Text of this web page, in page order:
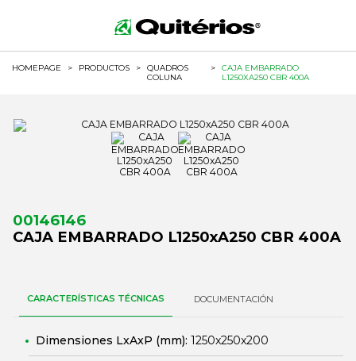
HOMEPAGE > PRODUCTOS >
QUADROS
COLUNA
>
CAJA EMBARRADO
L1250XA250 CBR 400A
00146146
CAJA EMBARRADO L1250xA250 CBR 400A
CARACTERÍSTICAS TÉCNICAS DOCUMENTACIÓN
Dimensiones LxAxP (mm): 1250x250x200